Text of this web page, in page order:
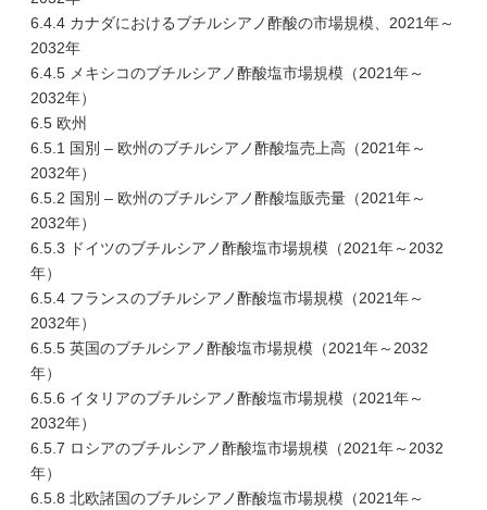
6.4.4 カナダにおけるブチルシアノ酢酸の市場規模、2021年～
2032年
6.4.5 メキシコのブチルシアノ酢酸塩市場規模（2021年～
2032年）
6.5 欧州
6.5.1 国別 – 欧州のブチルシアノ酢酸塩売上高（2021年～
2032年）
6.5.2 国別 – 欧州のブチルシアノ酢酸塩販売量（2021年～
2032年）
6.5.3 ドイツのブチルシアノ酢酸塩市場規模（2021年～2032
年）
6.5.4 フランスのブチルシアノ酢酸塩市場規模（2021年～
2032年）
6.5.5 英国のブチルシアノ酢酸塩市場規模（2021年～2032
年）
6.5.6 イタリアのブチルシアノ酢酸塩市場規模（2021年～
2032年）
6.5.7 ロシアのブチルシアノ酢酸塩市場規模（2021年～2032
年）
6.5.8 北欧諸国のブチルシアノ酢酸塩市場規模（2021年～